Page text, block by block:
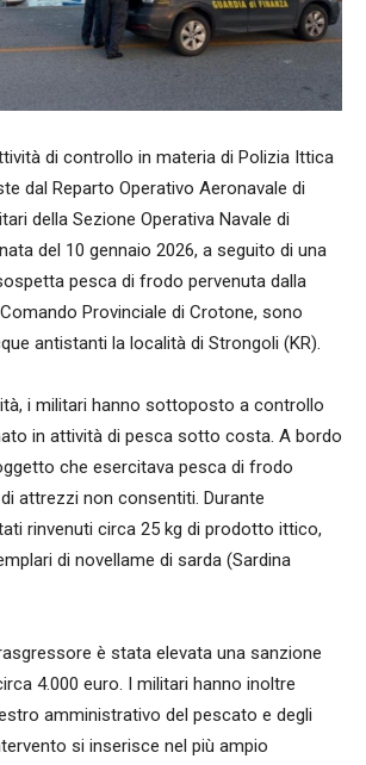
di controllo in materia di Polizia Ittica
dal Reparto Operativo Aeronavale di
della Sezione Operativa Navale di
del 10 gennaio 2026, a seguito di una
pesca di frodo pervenuta dalla
Provinciale di Crotone, sono
antistanti la località di Strongoli (KR).
i militari hanno sottoposto a controllo
in attività di pesca sotto costa. A bordo
che esercitava pesca di frodo
attrezzi non consentiti. Durante
rinvenuti circa 25 kg di prodotto ittico,
di novellame di sarda (Sardina
è stata elevata una sanzione
4.000 euro. I militari hanno inoltre
amministrativo del pescato e degli
si inserisce nel più ampio